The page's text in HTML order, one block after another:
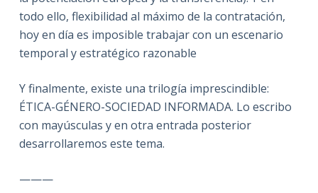
todo ello, flexibilidad al máximo de la contratación,
hoy en día es imposible trabajar con un escenario
temporal y estratégico razonable
Y finalmente, existe una trilogía imprescindible:
ÉTICA-GÉNERO-SOCIEDAD INFORMADA. Lo escribo
con mayúsculas y en otra entrada posterior
desarrollaremos este tema.
———